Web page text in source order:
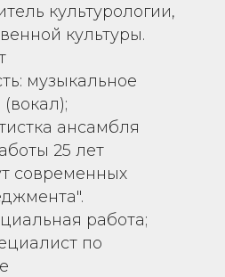
культурологии,
культуры.
музыкальное
ансамбля
25 лет
современных
работа;
по